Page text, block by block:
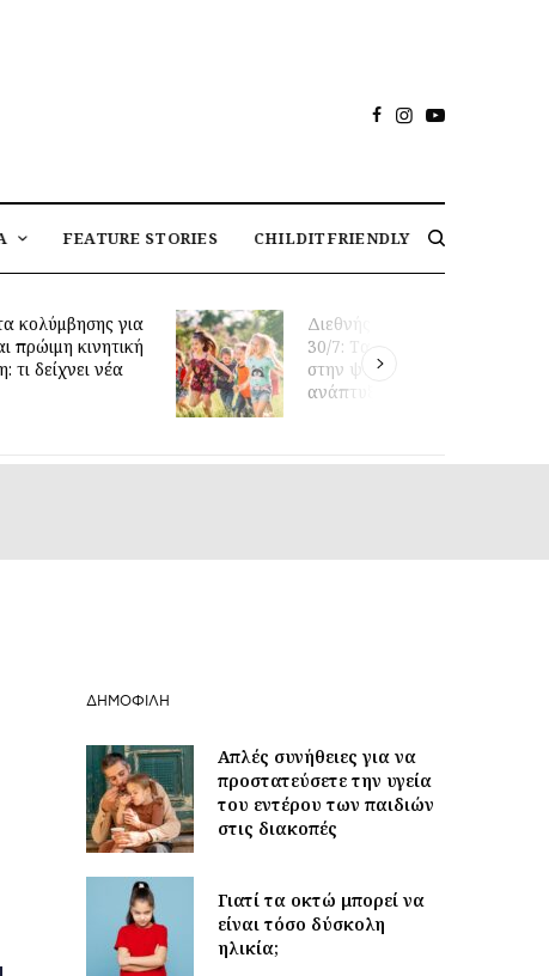
FEATURE STORIES CHILDITFRIENDLY
κολύμβησης για
πρώιμη κινητική
τι δείχνει νέα
Διεθνής Ημέρα Φιλίας
30/7: Tα οφέλη της φιλίας
στην ψυχική υγεία και
ανάπτυξη των παιδιών
ΔΗΜΟΦΙΛΉ
Απλές συνήθειες για να
προστατεύσετε την υγεία
του εντέρου των παιδιών
στις διακοπές
Γιατί τα οκτώ μπορεί να
είναι τόσο δύσκολη
ηλικία;